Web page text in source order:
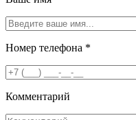
Номер телефона *
Комментарий